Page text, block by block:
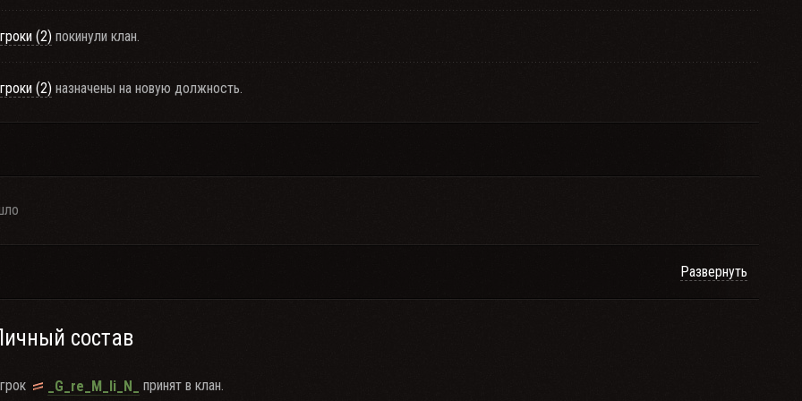
(2) покинули клан.
(2) назначены на новую должность.
Развернуть
состав
_G_re_M_li_N_ принят в клан.